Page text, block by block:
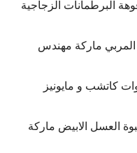
البرطمانات الزجاجية
ماركة مهندس
كاتشب و مايونيز
العسل الابيض ماركة